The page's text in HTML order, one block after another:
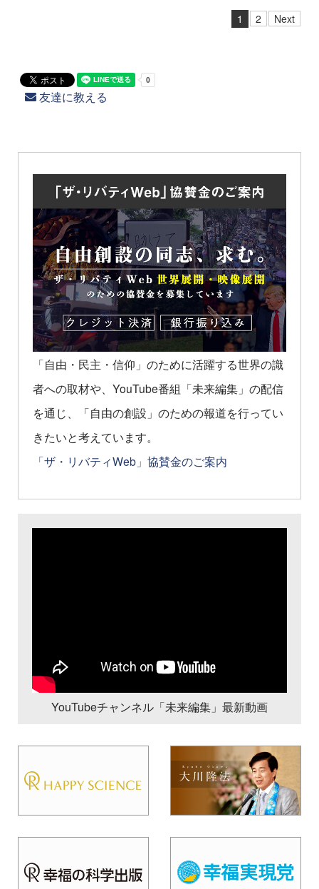
1 2 Next
友達に教える
「自由・民主・信仰」のために活躍する世界の識
者への取材や、YouTube番組「未来編集」の配信
を通じ、「自由の創設」のための報道を行ってい
きたいと考えています。
「ザ・リバティWeb」協賛金のご案内
YouTubeチャンネル「未来編集」最新動画